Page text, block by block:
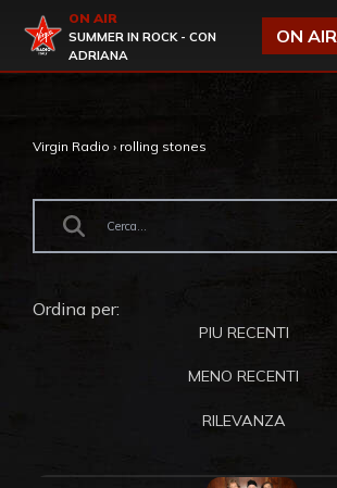
Virgin Radio
ON AIR
SUMMER IN ROCK - CON
ADRIANA
ON AIR
Virgin Radio › rolling stones
Ordina per:
PIU RECENTI
MENO RECENTI
RILEVANZA